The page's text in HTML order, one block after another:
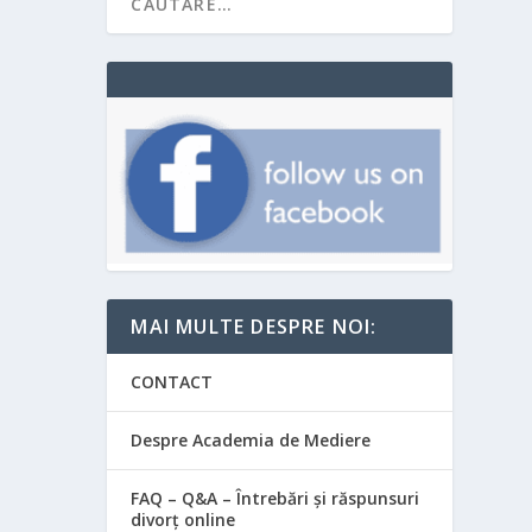
MAI MULTE DESPRE NOI:
CONTACT
Despre Academia de Mediere
FAQ – Q&A – Întrebări și răspunsuri
divorț online